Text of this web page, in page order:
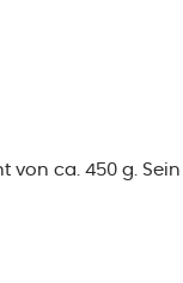
ca. 450 g.